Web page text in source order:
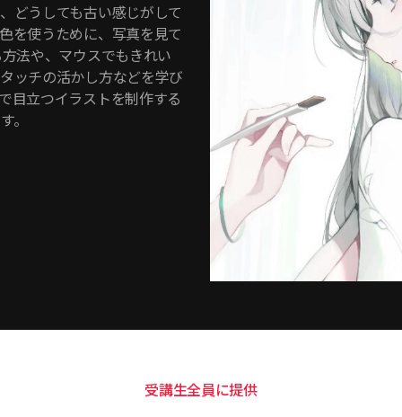
どうしても古い感じがして
を使うために、写真を見て
法や、マウスでもきれい
ッチの活かし方などを学び
目立つイラストを制作する
。
受講生全員に提供